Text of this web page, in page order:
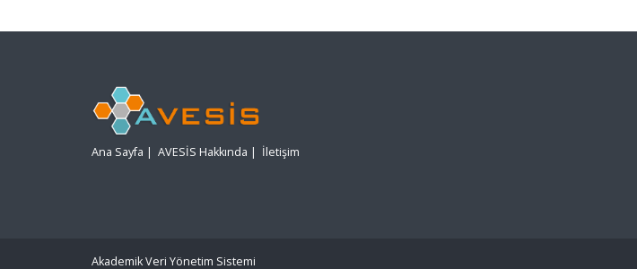
Ana Sayfa | AVESİS Hakkında | İletişim
Akademik Veri Yönetim Sistemi